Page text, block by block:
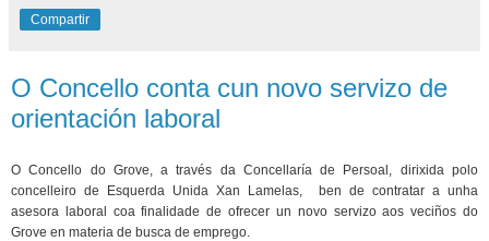
Compartir
O Concello conta cun novo servizo de
orientación laboral
O Concello do Grove, a través da Concellaría de Persoal, dirixida polo
concelleiro de Esquerda Unida Xan Lamelas, ben de contratar a unha
asesora laboral coa finalidade de ofrecer un novo servizo aos veciños do
Grove en materia de busca de emprego.